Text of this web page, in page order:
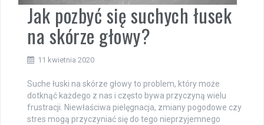
Jak pozbyć się suchych łusek
na skórze głowy?
11 kwietnia 2020
Suche łuski na skórze głowy to problem, który może
dotknąć każdego z nas i często bywa przyczyną wielu
frustracji. Niewłaściwa pielęgnacja, zmiany pogodowe czy
stres mogą przyczyniać się do tego nieprzyjemnego